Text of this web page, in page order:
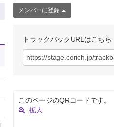
メンバーに登録
トラックバックURLはこちら
このページのQRコードです。
拡大